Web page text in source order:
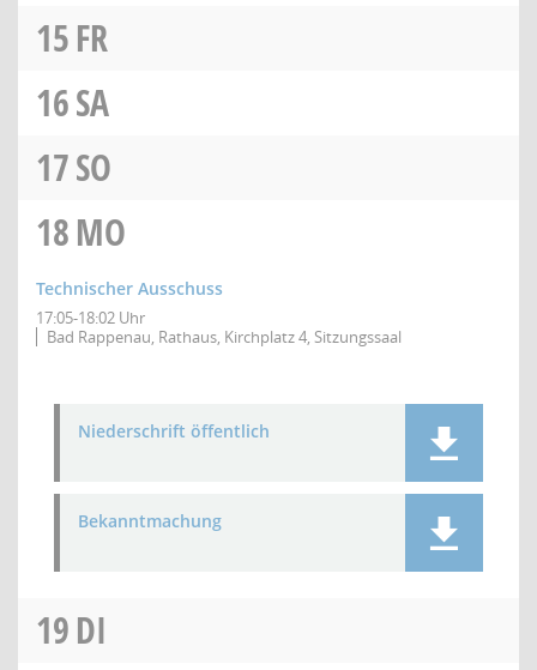
15FR
16SA
17SO
18MO
Technischer Ausschuss
17:05-18:02 Uhr
Bad Rappenau, Rathaus, Kirchplatz 4, Sitzungssaal
Niederschrift öffentlich
Bekanntmachung
19DI